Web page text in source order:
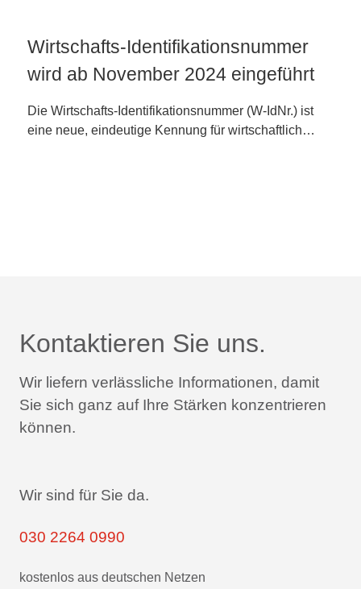
Wirtschafts-Identifikationsnummer
wird ab November 2024 eingeführt
Die Wirtschafts-Identifikationsnummer (W-IdNr.) ist
eine neue, eindeutige Kennung für wirtschaftlich…
Kontaktieren Sie uns.
Wir liefern verlässliche Informationen, damit
Sie sich ganz auf Ihre Stärken konzentrieren
können.
Wir sind für Sie da.
030 2264 0990
kostenlos aus deutschen Netzen